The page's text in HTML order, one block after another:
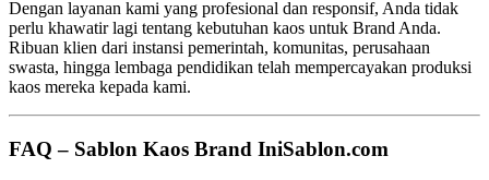
Dengan layanan kami yang profesional dan responsif, Anda tidak
perlu khawatir lagi tentang kebutuhan kaos untuk Brand Anda.
Ribuan klien dari instansi pemerintah, komunitas, perusahaan
swasta, hingga lembaga pendidikan telah mempercayakan produksi
kaos mereka kepada kami.
FAQ – Sablon Kaos Brand IniSablon.com